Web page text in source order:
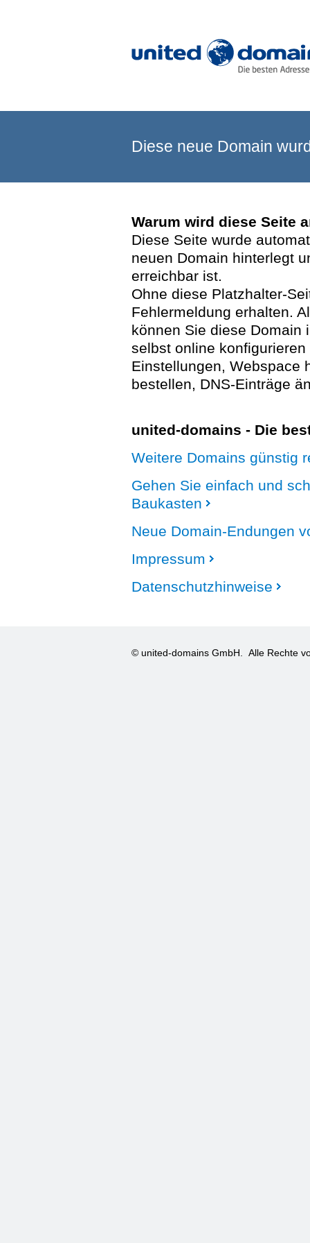
Diese neue Domain
Warum wird diese Seite
Diese Seite wurde
neuen Domain hinterlegt
erreichbar ist.
Ohne diese Platzhalter-
Fehlermeldung erhalten.
können Sie diese Domain
selbst online
Einstellungen, Webspace
bestellen, DNS-Einträge
united-domains - Die
Weitere Domains günstig
Gehen Sie einfach und
Baukasten
Neue Domain-Endungen
Impressum
Datenschutzhinweise
© united-domains GmbH. Alle Rechte